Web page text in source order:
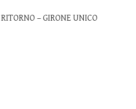
– GIRONE UNICO